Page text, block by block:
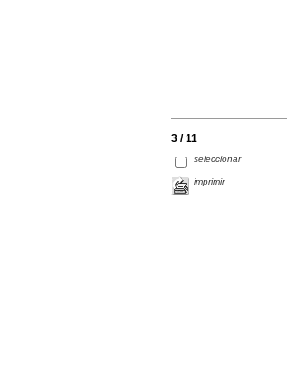
3 / 11
seleccionar
imprimir